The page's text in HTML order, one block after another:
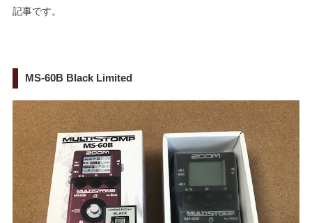
記事です。
MS-60B Black Limited